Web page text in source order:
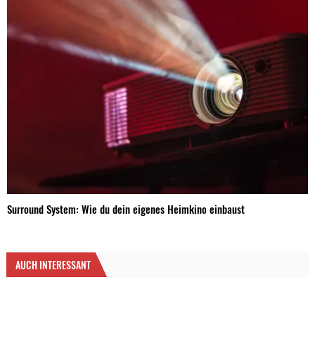
Surround System: Wie du dein eigenes Heimkino einbaust
AUCH INTERESSANT